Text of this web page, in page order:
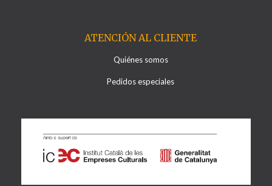
ATENCIÓN AL CLIENTE
Quiénes somos
Pedidos especiales